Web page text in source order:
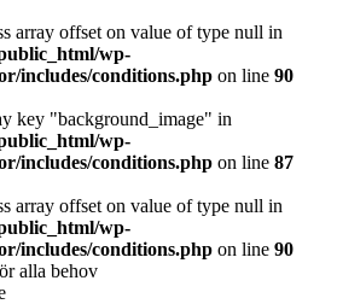
array offset on value of type null in
wp-
includes/conditions.php on line 90
key "background_image" in
wp-
includes/conditions.php on line 87
array offset on value of type null in
wp-
includes/conditions.php on line 90
alla behov